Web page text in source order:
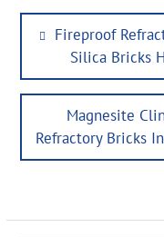
Post
navigation
Previous
post:
Fireproof
Silica Bricks
Next
post:
Magnesite
Refractory Bricks